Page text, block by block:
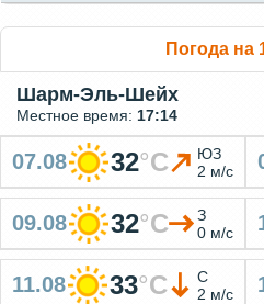
Погода на
Шарм-Эль-Шейх
Местное время: 17:14
07.08 32°C
ЮЗ
2 м/с
09.08 32°C
З
0 м/с
11.08 33°C
С
2 м/с